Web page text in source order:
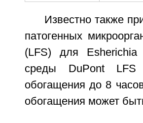
Известно также
патогенных
(LFS) для Esherichia
среды DuPont
обогащения до 8
обогащения может